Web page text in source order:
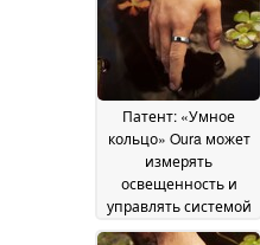
31 July 2026
Патент: «Умное
кольцо» Oura может
измерять
освещенность и
управлять системой
«умного дома» для